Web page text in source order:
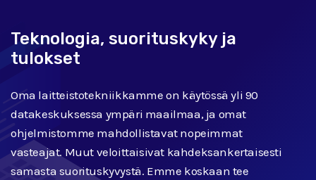
Teknologia, suorituskyky ja
tulokset
Oma laitteistotekniikkamme on käytössä yli 90
datakeskuksessa ympäri maailmaa, ja omat
ohjelmistomme mahdollistavat nopeimmat
vasteajat. Muut veloittaisivat kahdeksankertaisesti
samasta suorituskyvystä. Emme koskaan tee